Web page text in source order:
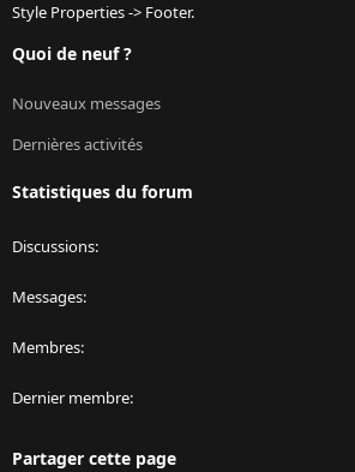
Style Properties -> Footer.
Quoi de neuf ?
Nouveaux messages
Dernières activités
Statistiques du forum
Discussions
Messages
Membres
Dernier membre
Partager cette page